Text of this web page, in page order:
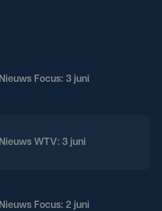
Nieuws Focus: 3 juni
Nieuws WTV: 3 juni
Nieuws Focus: 2 juni